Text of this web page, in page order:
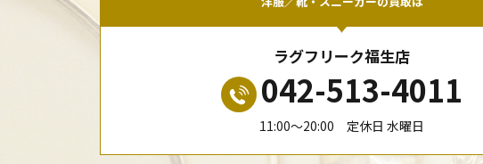
ラグフリーク福生店
042-513-4011
11:00〜20:00 定休日 水曜日